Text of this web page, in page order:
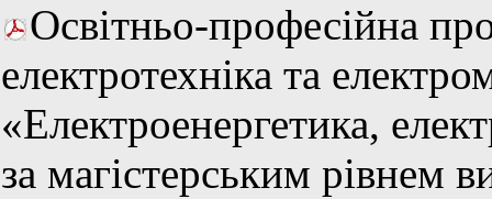
Освітньо-професійна
електротехніка та
«Електроенергетика,
за магістерським рівнем